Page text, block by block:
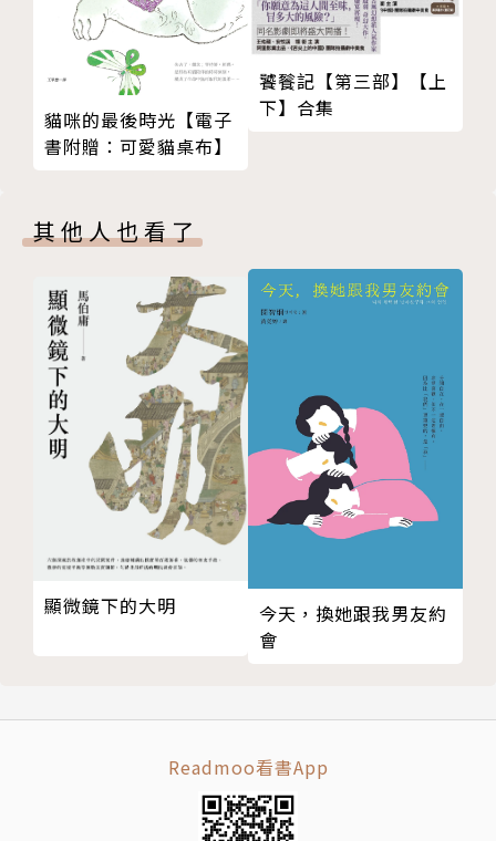
貓咪的最後時光【電子
書附贈：可愛貓桌布】
饕餮記【第三部】【上
下】合集
其他人也看了
顯微鏡下的大明
今天，換她跟我男友約
會
Readmoo看書App